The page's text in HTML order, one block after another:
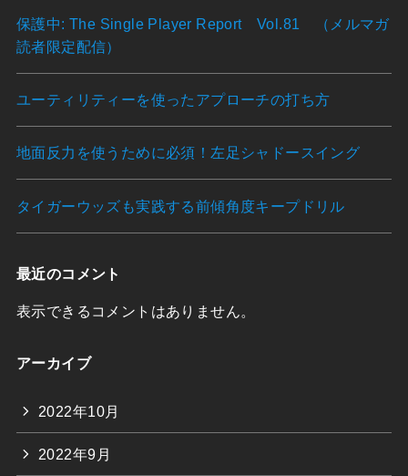
保護中: The Single Player Report Vol.81 （メルマガ
読者限定配信）
ユーティリティーを使ったアプローチの打ち方
地面反力を使うために必須！左足シャドースイング
タイガーウッズも実践する前傾角度キープドリル
最近のコメント
表示できるコメントはありません。
アーカイブ
2022年10月
2022年9月